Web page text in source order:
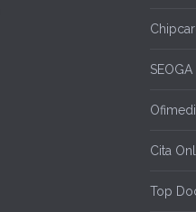
SEOGA
Cita
Top